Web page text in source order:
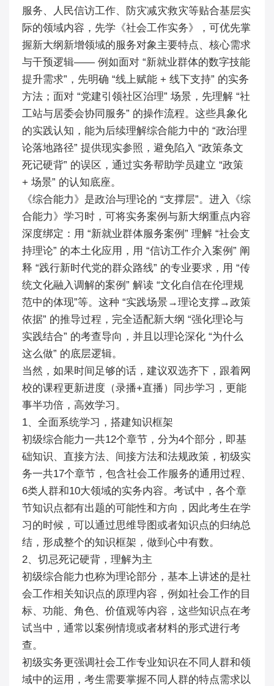
服务、人民信访工作、防灾减灾救灾等贴合基层实
际的领域内容，先学《社会工作实务》，可优先掌
握新大纲新增领域的服务对象主要特点、核心需求
与干预逻辑—— 例如面对 “新就业群体的数字技能
提升需求”，先明确 “线上赋能 + 线下支持” 的实务
方法；面对 “党建引领社区治理” 场景，先理解 “社
工站与居委会协同服务” 的操作流程。这些具象化
的实践认知，能为后续理解综合能力中的 “政治理
论落地路径” 提供现实参照，避免陷入 “政策条文
死记硬背” 的误区，通过实务帮助学员建立 “政策
+ 场景” 的认知底座。​
《综合能力》是政治与理论的 “支撑层”。进入《综
合能力》学习时，可将实务案例与新大纲重点内容
深度绑定：用 “新就业群体服务案例” 理解 “社会支
持理论” 的本土化应用，用 “信访工作介入案例” 阐
释 “践行新时代党的群众路线” 的专业要求，用 “传
统文化融入调解的案例” 解读 “文化自信在伦理规
范中的体现”等。这种 “实践场景→理论支撑→政策
依据” 的推导过程，完全适配新大纲 “强化理论与
实践结合” 的考查导向，并且以理论深化 “为什么
这么做” 的底层逻辑。​
当然，如果时间足够的话，建议双选齐下，跟着网
校的课程更新进度（录播+直播）同步学习，更能
事半功倍，高效学习。
1、全面系统学习，搭建知识框架
初级综合能力一共12个章节，分为4个部分，即基
础知识、直接方法、间接方法和法规政策，初级实
务一共17个章节，包含社会工作服务的通用过程、
6类人群和10大领域的实务内容。考试中，各个章
节知识点都有出题的可能性和方向，因此考生在学
习的时候，可以通过思维导图或者知识点的归纳总
结，形成整个的知识框架，做到心中有数。
2、切忌死记硬背，理解为主
初级综合能力也称为理论部分，基本上讲述的是社
会工作相关知识点的原理内容，例如社会工作的目
标、功能、角色、价值观等内容，这些知识点在考
试当中，通常以案例情境或者材料的形式进行考
查。
初级实务更强调社会工作专业知识在不同人群和领
域中的运用，考生需要掌握不同人群的特点需求以